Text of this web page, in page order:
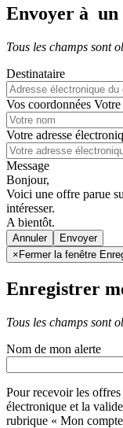
Envoyer à un
Tous les champs sont
Destinataire
Vos coordonnées
Votre adresse
Message
Bonjour,
Voici une offre parue
intéresser.
A bientôt.
Annuler
× Fermer la fenêtre
Enregistrer
Tous les champs sont
Nom de mon alerte
Pour recevoir les
électronique et la
rubrique « Mon